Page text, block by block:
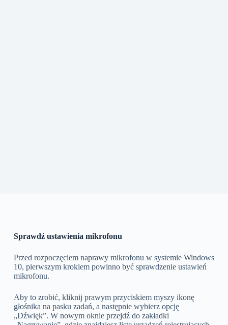
Sprawdź ustawienia mikrofonu
Przed rozpoczęciem naprawy mikrofonu w systemie Windows
10, pierwszym krokiem powinno być sprawdzenie ustawień
mikrofonu.
Aby to zrobić, kliknij prawym przyciskiem myszy ikonę
głośnika na pasku zadań, a następnie wybierz opcję
„Dźwięk”. W nowym oknie przejdź do zakładki